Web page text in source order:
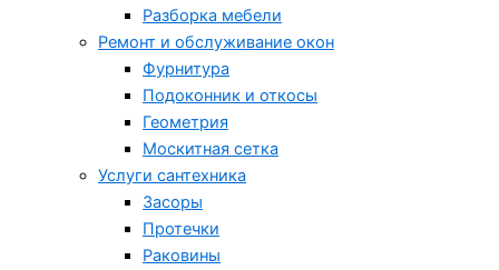
Разборка мебели
Ремонт и обслуживание окон
Фурнитура
Подоконник и откосы
Геометрия
Москитная сетка
Услуги сантехника
Засоры
Протечки
Раковины